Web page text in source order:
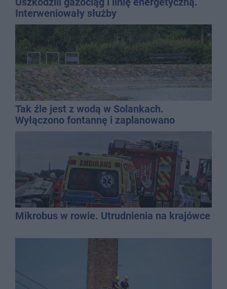
Interweniowały służby
Tak źle jest z wodą w Solankach.
Wyłączono fontannę i zaplanowano
Mikrobus w rowie. Utrudnienia na krajówce